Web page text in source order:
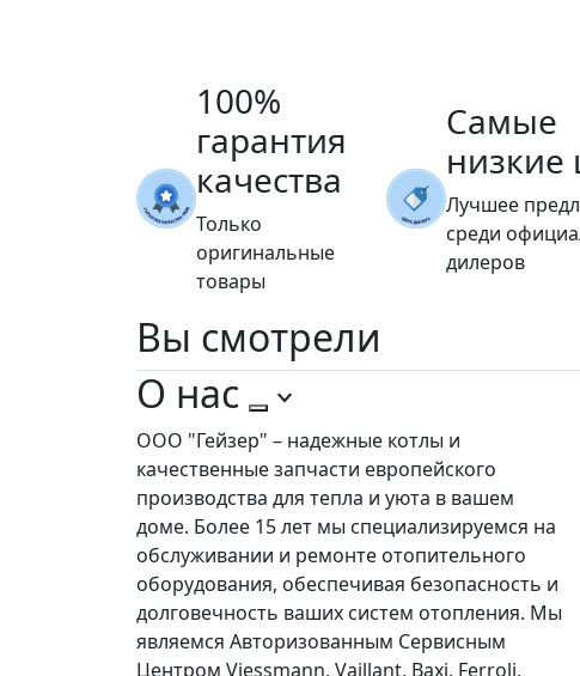
100%
гарантия
качества
Только
оригинальные
товары
Самые
низкие
Лучшее
среди
дилеров
Вы смотрели
О нас
ООО "Гейзер" – надежные котлы и
качественные запчасти европейского
производства для тепла и уюта в вашем
доме. Более 15 лет мы специализируемся на
обслуживании и ремонте отопительного
оборудования, обеспечивая безопасность и
долговечность ваших систем отопления. Мы
являемся Авторизованным Сервисным
Центром Viessmann, Vaillant, Baxi, Ferroli,